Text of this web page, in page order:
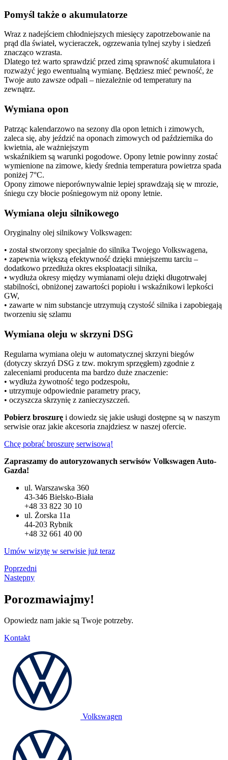
Pomyśl także o akumulatorze
Wraz z nadejściem chłodniejszych miesięcy zapotrzebowanie na
prąd dla świateł, wycieraczek, ogrzewania tylnej szyby i siedzeń
znacząco wzrasta.
Dlatego też warto sprawdzić przed zimą sprawność akumulatora i
rozważyć jego ewentualną wymianę. Będziesz mieć pewność, że
Twoje auto zawsze odpali – niezależnie od temperatury na
zewnątrz.
Wymiana opon
Patrząc kalendarzowo na sezony dla opon letnich i zimowych,
zaleca się, aby jeździć na oponach zimowych od października do
kwietnia, ale ważniejszym
wskaźnikiem są warunki pogodowe. Opony letnie powinny zostać
wymienione na zimowe, kiedy średnia temperatura powietrza spada
poniżej 7°C.
Opony zimowe nieporównywalnie lepiej sprawdzają się w mrozie,
śniegu czy błocie pośniegowym niż opony letnie.
Wymiana oleju silnikowego
Oryginalny olej silnikowy Volkswagen:
• został stworzony specjalnie do silnika Twojego Volkswagena,
• zapewnia większą efektywność dzięki mniejszemu tarciu –
dodatkowo przedłuża okres eksploatacji silnika,
• wydłuża okresy między wymianami oleju dzięki długotrwałej
stabilności, obniżonej zawartości popiołu i wskaźnikowi lepkości
GW,
• zawarte w nim substancje utrzymują czystość silnika i zapobiegają
tworzeniu się szlamu
Wymiana oleju w skrzyni DSG
Regularna wymiana oleju w automatycznej skrzyni biegów
(dotyczy skrzyń DSG z tzw. mokrym sprzęgłem) zgodnie z
zaleceniami producenta ma bardzo duże znaczenie:
• wydłuża żywotność tego podzespołu,
• utrzymuje odpowiednie parametry pracy,
• oczyszcza skrzynię z zanieczyszczeń.
Pobierz broszurę i dowiedz się jakie usługi dostępne są w naszym
serwisie oraz jakie akcesoria znajdziesz w naszej ofercie.
Chcę pobrać broszurę serwisową!
Zapraszamy do autoryzowanych serwisów Volkswagen Auto-
Gazda!
ul. Warszawska 360
43-346 Bielsko-Biała
+48 33 822 30 10
ul. Żorska 11a
44-203 Rybnik
+48 32 661 40 00
Umów wizytę w serwisie już teraz
Poprzedni
Następny
Porozmawiajmy!
Opowiedz nam jakie są Twoje potrzeby.
Kontakt
Volkswagen